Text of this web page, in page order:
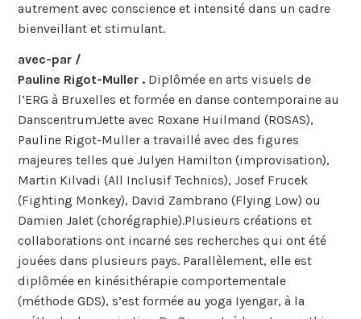
autrement avec conscience et intensité dans un cadre
bienveillant et stimulant.
avec-par /
Pauline Rigot-Muller . Diplômée en arts visuels de
l’ERG à Bruxelles et formée en danse contemporaine au
DanscentrumJette avec Roxane Huilmand (ROSAS),
Pauline Rigot-Muller a travaillé avec des figures
majeures telles que Julyen Hamilton (improvisation),
Martin Kilvadi (All Inclusif Technics), Josef Frucek
(Fighting Monkey), David Zambrano (Flying Low) ou
Damien Jalet (chorégraphie).Plusieurs créations et
collaborations ont incarné ses recherches qui ont été
jouées dans plusieurs pays. Parallèlement, elle est
diplômée en kinésithérapie comportementale
(méthode GDS), s’est formée au yoga Iyengar, à la